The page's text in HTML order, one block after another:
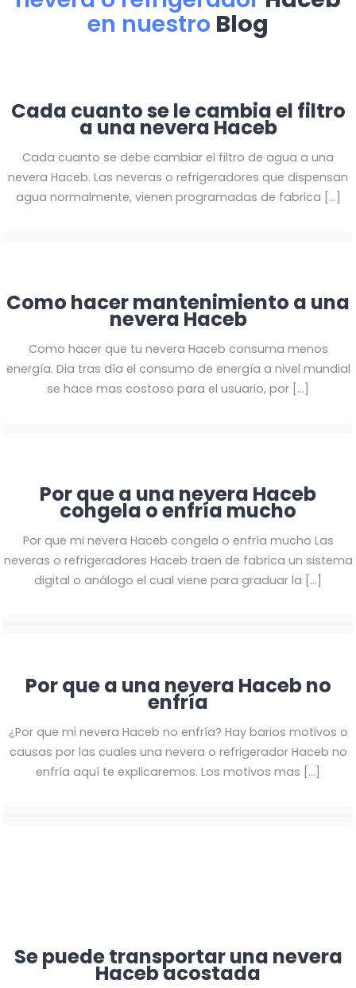
en nuestro Blog
Cada cuanto se le cambia el filtro
a una nevera Haceb
Cada cuanto se debe cambiar el filtro de agua a una
nevera Haceb. Las neveras o refrigeradores que dispensan
agua normalmente, vienen programadas de fabrica […]
Como hacer mantenimiento a una
nevera Haceb
Como hacer que tu nevera Haceb consuma menos
energía. Dia tras día el consumo de energía a nivel mundial
se hace mas costoso para el usuario, por […]
Por que a una nevera Haceb
congela o enfría mucho
Por que mi nevera Haceb congela o enfría mucho Las
neveras o refrigeradores Haceb traen de fabrica un sistema
digital o análogo el cual viene para graduar la […]
Por que a una nevera Haceb no
enfría
¿Por que mi nevera Haceb no enfría? Hay barios motivos o
causas por las cuales una nevera o refrigerador Haceb no
enfría aquí te explicaremos. Los motivos mas […]
Se puede transportar una nevera
Haceb acostada